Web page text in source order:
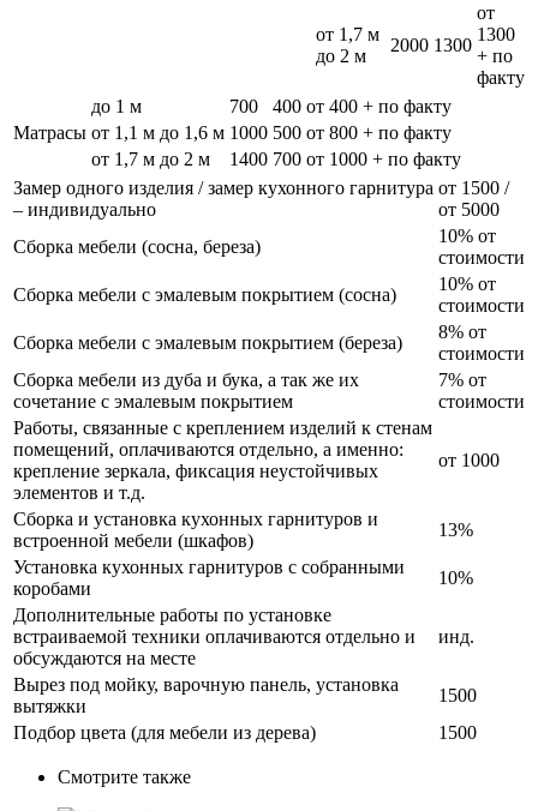
от 1,7 м
до 2 м
2000 1300
от
1300
+ по
факту
Матрасы
до 1 м 700 400 от 400 + по факту
от 1,1 м до 1,6 м 1000 500 от 800 + по факту
от 1,7 м до 2 м
1400 700 от 1000 + по факту
Замер одного изделия / замер кухонного гарнитура
– индивидуально
от 1500 /
от 5000
Сборка мебели (сосна, береза)
10% от
стоимости
Сборка мебели с эмалевым покрытием (сосна)
10% от
стоимости
Сборка мебели с эмалевым покрытием (береза)
8% от
стоимости
Сборка мебели из дуба и бука, а так же их
сочетание с эмалевым покрытием
7% от
стоимости
Работы, связанные с креплением изделий к стенам
помещений, оплачиваются отдельно, а именно:
крепление зеркала, фиксация неустойчивых
элементов и т.д.
от 1000
Сборка и установка кухонных гарнитуров и
встроенной мебели (шкафов)
13%
Установка кухонных гарнитуров с собранными
коробами
10%
Дополнительные работы по установке
встраиваемой техники оплачиваются отдельно и
обсуждаются на месте
инд.
Вырез под мойку, варочную панель, установка
вытяжки
1500
Подбор цвета (для мебели из дерева)
1500
Смотрите также